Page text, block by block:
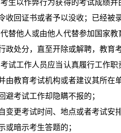
收回证书或者予以没收；已经被
替他人或由他人代替参加国家
政处分，直至开除或解聘，教
试工作人员应当认真履行工作
由教育考试机构或者建议其所在
避考试工作却隐瞒不报的；
变更考试时间、地点或者考试安
或暗示考生答题的；